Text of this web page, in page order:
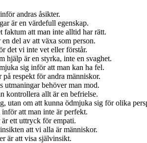
andras åsikter.
är en värdefull egenskap.
att man inte alltid har rätt.
del av att växa som person.
det vi inte vet eller förstår.
hjälp är en styrka, inte en svaghet.
sig inför att man kan ha fel.
respekt för andra människor.
behöver man mod.
kontrollera allt är en befrielse.
utan om att kunna ödmjuka sig för olika
att man inte är perfekt.
ett uttryck för empati.
att vi alla är människor.
är att visa självinsikt.